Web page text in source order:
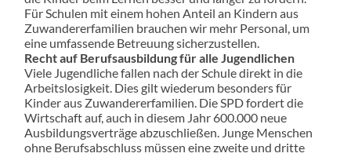
Für Schulen mit einem hohen Anteil an Kindern aus
Zuwandererfamilien brauchen wir mehr Personal, um
eine umfassende Betreuung sicherzustellen.
Recht auf Berufsausbildung für alle Jugendlichen
Viele Jugendliche fallen nach der Schule direkt in die
Arbeitslosigkeit. Dies gilt wiederum besonders für
Kinder aus Zuwandererfamilien. Die SPD fordert die
Wirtschaft auf, auch in diesem Jahr 600.000 neue
Ausbildungsverträge abzuschließen. Junge Menschen
ohne Berufsabschluss müssen eine zweite und dritte